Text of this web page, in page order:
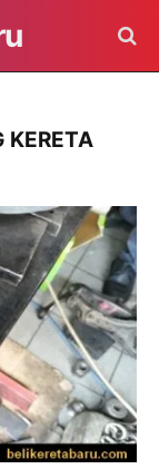
KERETA